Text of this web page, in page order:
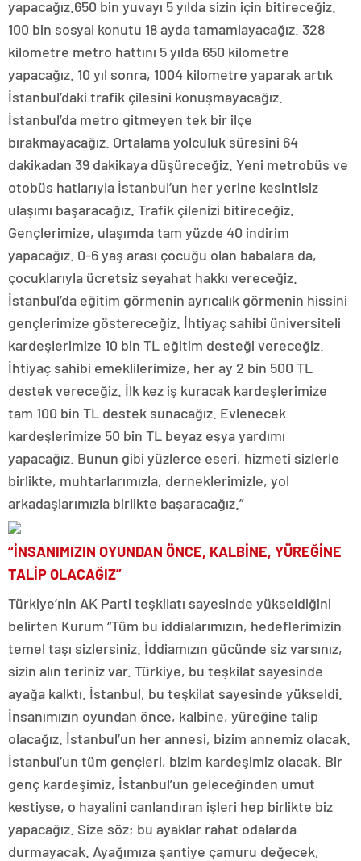
yapacağız.650 bin yuvayı 5 yılda sizin için bitireceğiz.
100 bin sosyal konutu 18 ayda tamamlayacağız. 328
kilometre metro hattını 5 yılda 650 kilometre
yapacağız. 10 yıl sonra, 1004 kilometre yaparak artık
İstanbul’daki trafik çilesini konuşmayacağız.
İstanbul’da metro gitmeyen tek bir ilçe
bırakmayacağız. Ortalama yolculuk süresini 64
dakikadan 39 dakikaya düşüreceğiz. Yeni metrobüs ve
otobüs hatlarıyla İstanbul’un her yerine kesintisiz
ulaşımı başaracağız. Trafik çilenizi bitireceğiz.
Gençlerimize, ulaşımda tam yüzde 40 indirim
yapacağız. 0-6 yaş arası çocuğu olan babalara da,
çocuklarıyla ücretsiz seyahat hakkı vereceğiz.
İstanbul’da eğitim görmenin ayrıcalık görmenin hissini
gençlerimize göstereceğiz. İhtiyaç sahibi üniversiteli
kardeşlerimize 10 bin TL eğitim desteği vereceğiz.
İhtiyaç sahibi emeklilerimize, her ay 2 bin 500 TL
destek vereceğiz. İlk kez iş kuracak kardeşlerimize
tam 100 bin TL destek sunacağız. Evlenecek
kardeşlerimize 50 bin TL beyaz eşya yardımı
yapacağız. Bunun gibi yüzlerce eseri, hizmeti sizlerle
birlikte, muhtarlarımızla, derneklerimizle, yol
arkadaşlarımızla birlikte başaracağız.”
“İNSANIMIZIN OYUNDAN ÖNCE, KALBİNE, YÜREĞİNE
TALİP OLACAĞIZ”
Türkiye’nin AK Parti teşkilatı sayesinde yükseldiğini
belirten Kurum “Tüm bu iddialarımızın, hedeflerimizin
temel taşı sizlersiniz. İddiamızın gücünde siz varsınız,
sizin alın teriniz var. Türkiye, bu teşkilat sayesinde
ayağa kalktı. İstanbul, bu teşkilat sayesinde yükseldi.
İnsanımızın oyundan önce, kalbine, yüreğine talip
olacağız. İstanbul’un her annesi, bizim annemiz olacak.
İstanbul’un tüm gençleri, bizim kardeşimiz olacak. Bir
genç kardeşimiz, İstanbul’un geleceğinden umut
kestiyse, o hayalini canlandıran işleri hep birlikte biz
yapacağız. Size söz; bu ayaklar rahat odalarda
durmayacak. Ayağımıza şantiye çamuru değecek,